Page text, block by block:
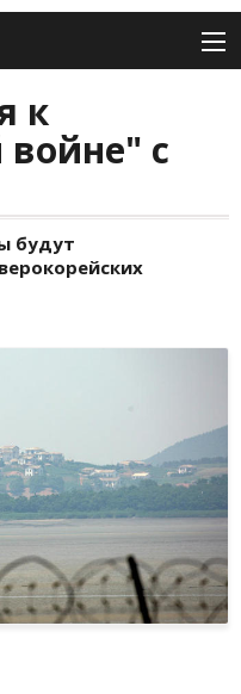
к
с
будут